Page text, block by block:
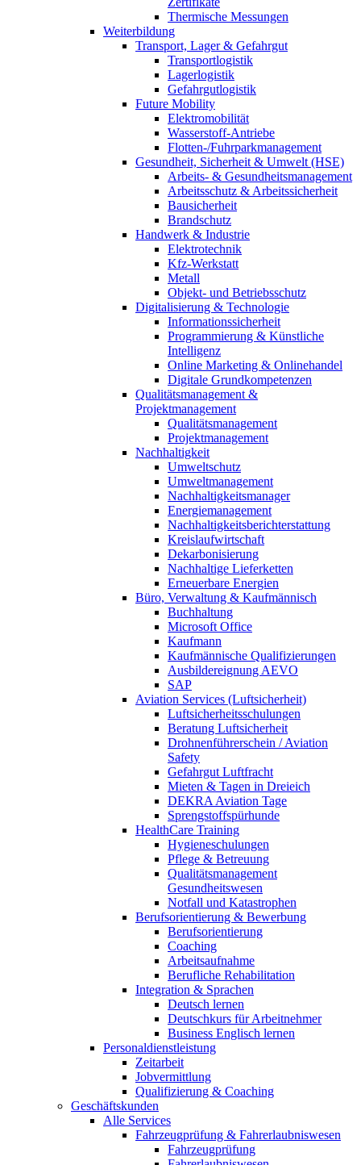
Thermische Messungen
Weiterbildung
Transport, Lager & Gefahrgut
Transportlogistik
Lagerlogistik
Gefahrgutlogistik
Future Mobility
Elektromobilität
Wasserstoff-Antriebe
Flotten-/Fuhrparkmanagement
Gesundheit, Sicherheit & Umwelt (HSE)
Arbeits- & Gesundheitsmanagement
Arbeitsschutz & Arbeitssicherheit
Bausicherheit
Brandschutz
Handwerk & Industrie
Elektrotechnik
Kfz-Werkstatt
Metall
Objekt- und Betriebsschutz
Digitalisierung & Technologie
Informationssicherheit
Programmierung & Künstliche
Intelligenz
Online Marketing & Onlinehandel
Digitale Grundkompetenzen
Qualitätsmanagement &
Projektmanagement
Qualitätsmanagement
Projektmanagement
Nachhaltigkeit
Umweltschutz
Umweltmanagement
Nachhaltigkeitsmanager
Energiemanagement
Nachhaltigkeitsberichterstattung
Kreislaufwirtschaft
Dekarbonisierung
Nachhaltige Lieferketten
Erneuerbare Energien
Büro, Verwaltung & Kaufmännisch
Buchhaltung
Microsoft Office
Kaufmann
Kaufmännische Qualifizierungen
Ausbildereignung AEVO
SAP
Aviation Services (Luftsicherheit)
Luftsicherheitsschulungen
Beratung Luftsicherheit
Drohnenführerschein / Aviation
Safety
Gefahrgut Luftfracht
Mieten & Tagen in Dreieich
DEKRA Aviation Tage
Sprengstoffspürhunde
HealthCare Training
Hygieneschulungen
Pflege & Betreuung
Qualitätsmanagement
Gesundheitswesen
Notfall und Katastrophen
Berufsorientierung & Bewerbung
Berufsorientierung
Coaching
Arbeitsaufnahme
Berufliche Rehabilitation
Integration & Sprachen
Deutsch lernen
Deutschkurs für Arbeitnehmer
Business Englisch lernen
Personaldienstleistung
Zeitarbeit
Jobvermittlung
Qualifizierung & Coaching
Geschäftskunden
Alle Services
Fahrzeugprüfung & Fahrerlaubniswesen
Fahrzeugprüfung